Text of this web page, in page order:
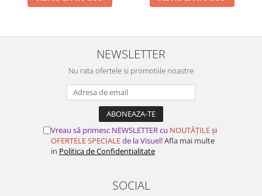
NEWSLETTER
Nu rata ofertele si promotiile noastre
Vreau să primesc NEWSLETTER cu NOUTĂȚILEși
OFERTELE SPECIALEde la Visuel!Afla mai multe
in Politica de Confidentialitate
SOCIAL